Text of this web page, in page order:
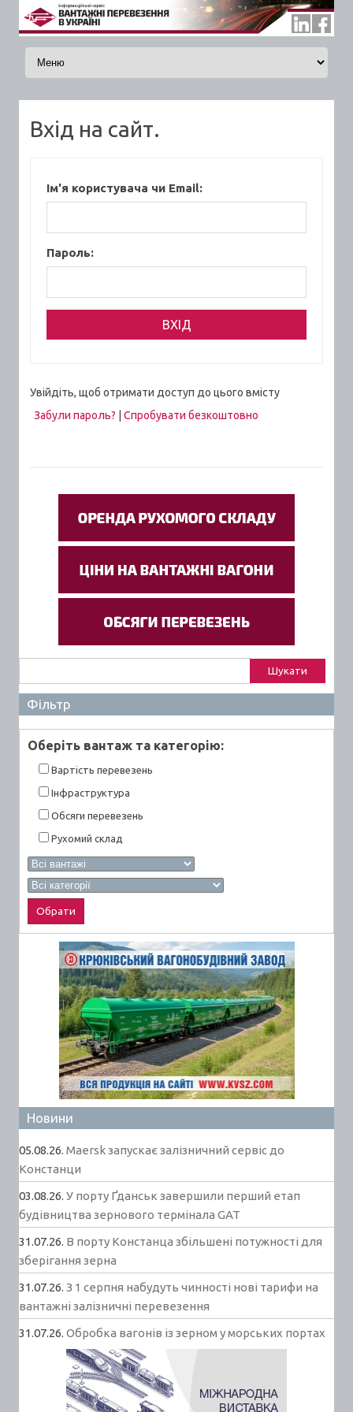
Skip to content
Вхід на сайт.
Ім'я користувача чи Email:
Пароль:
Увійдіть, щоб отримати доступ до цього вмісту
Забули пароль?
Спробувати безкоштовно
Фільтр
Оберiть вантаж та категорiю:
Вартiсть перевезень
Інфраструктура
Обсяги перевезень
Рухомий склад
Новини
05.08.26. Maersk запускає залізничний сервіс до
Констанци
03.08.26. У порту Ґданськ завершили перший етап
будівництва зернового термінала GAT
31.07.26. В порту Констанца збільшені потужності для
зберігання зерна
31.07.26. З 1 серпня набудуть чинності нові тарифи на
вантажні залізничні перевезення
31.07.26. Обробка вагонів із зерном у морських портах